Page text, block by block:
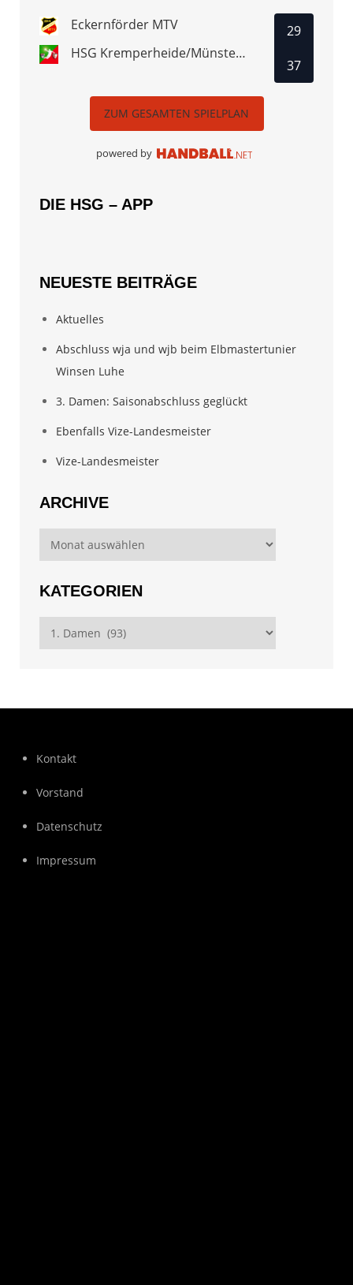
Eckernförder MTV
HSG Kremperheide/Münsterdorf
29
37
ZUM GESAMTEN SPIELPLAN
powered by
DIE HSG – APP
NEUESTE BEITRÄGE
Aktuelles
Abschluss wja und wjb beim Elbmastertunier
Winsen Luhe
3. Damen: Saisonabschluss geglückt
Ebenfalls Vize-Landesmeister
Vize-Landesmeister
ARCHIVE
Archive
KATEGORIEN
Kategorien
Kontakt
Vorstand
Datenschutz
Impressum